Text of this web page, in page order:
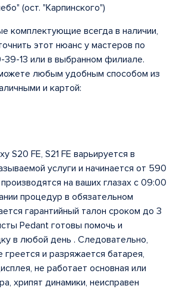
(ост. "Карпинского")
комплектующие всегда в наличии,
этот нюанс у мастеров по
13 или в выбранном филиале.
любым удобным способом из
и картой:
S20 FE, S21 FE варьируется в
услуги и начинается от 590
на ваших глазах с 09:00
процедур в обязательном
гарантийный талон сроком до 3
Pedant готовы помочь и
в любой день . Следовательно,
греется и разряжается батарея,
не работает основная или
хрипят динамики, неисправен